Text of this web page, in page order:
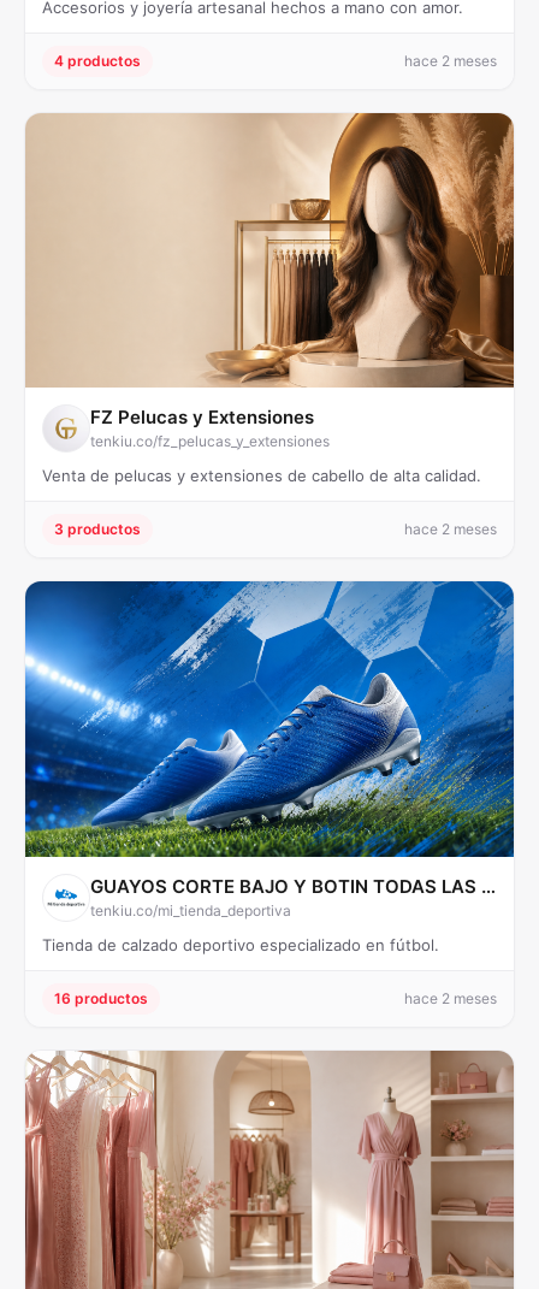
Accesorios y joyería artesanal hechos a mano con amor.
4 productos hace 2 meses
FZ Pelucas y Extensiones
tenkiu.co/fz_pelucas_y_extensiones
Venta de pelucas y extensiones de cabello de alta calidad.
3 productos hace 2 meses
GUAYOS CORTE BAJO Y BOTIN TODAS LAS TALLAS
tenkiu.co/mi_tienda_deportiva
Tienda de calzado deportivo especializado en fútbol.
16 productos hace 2 meses